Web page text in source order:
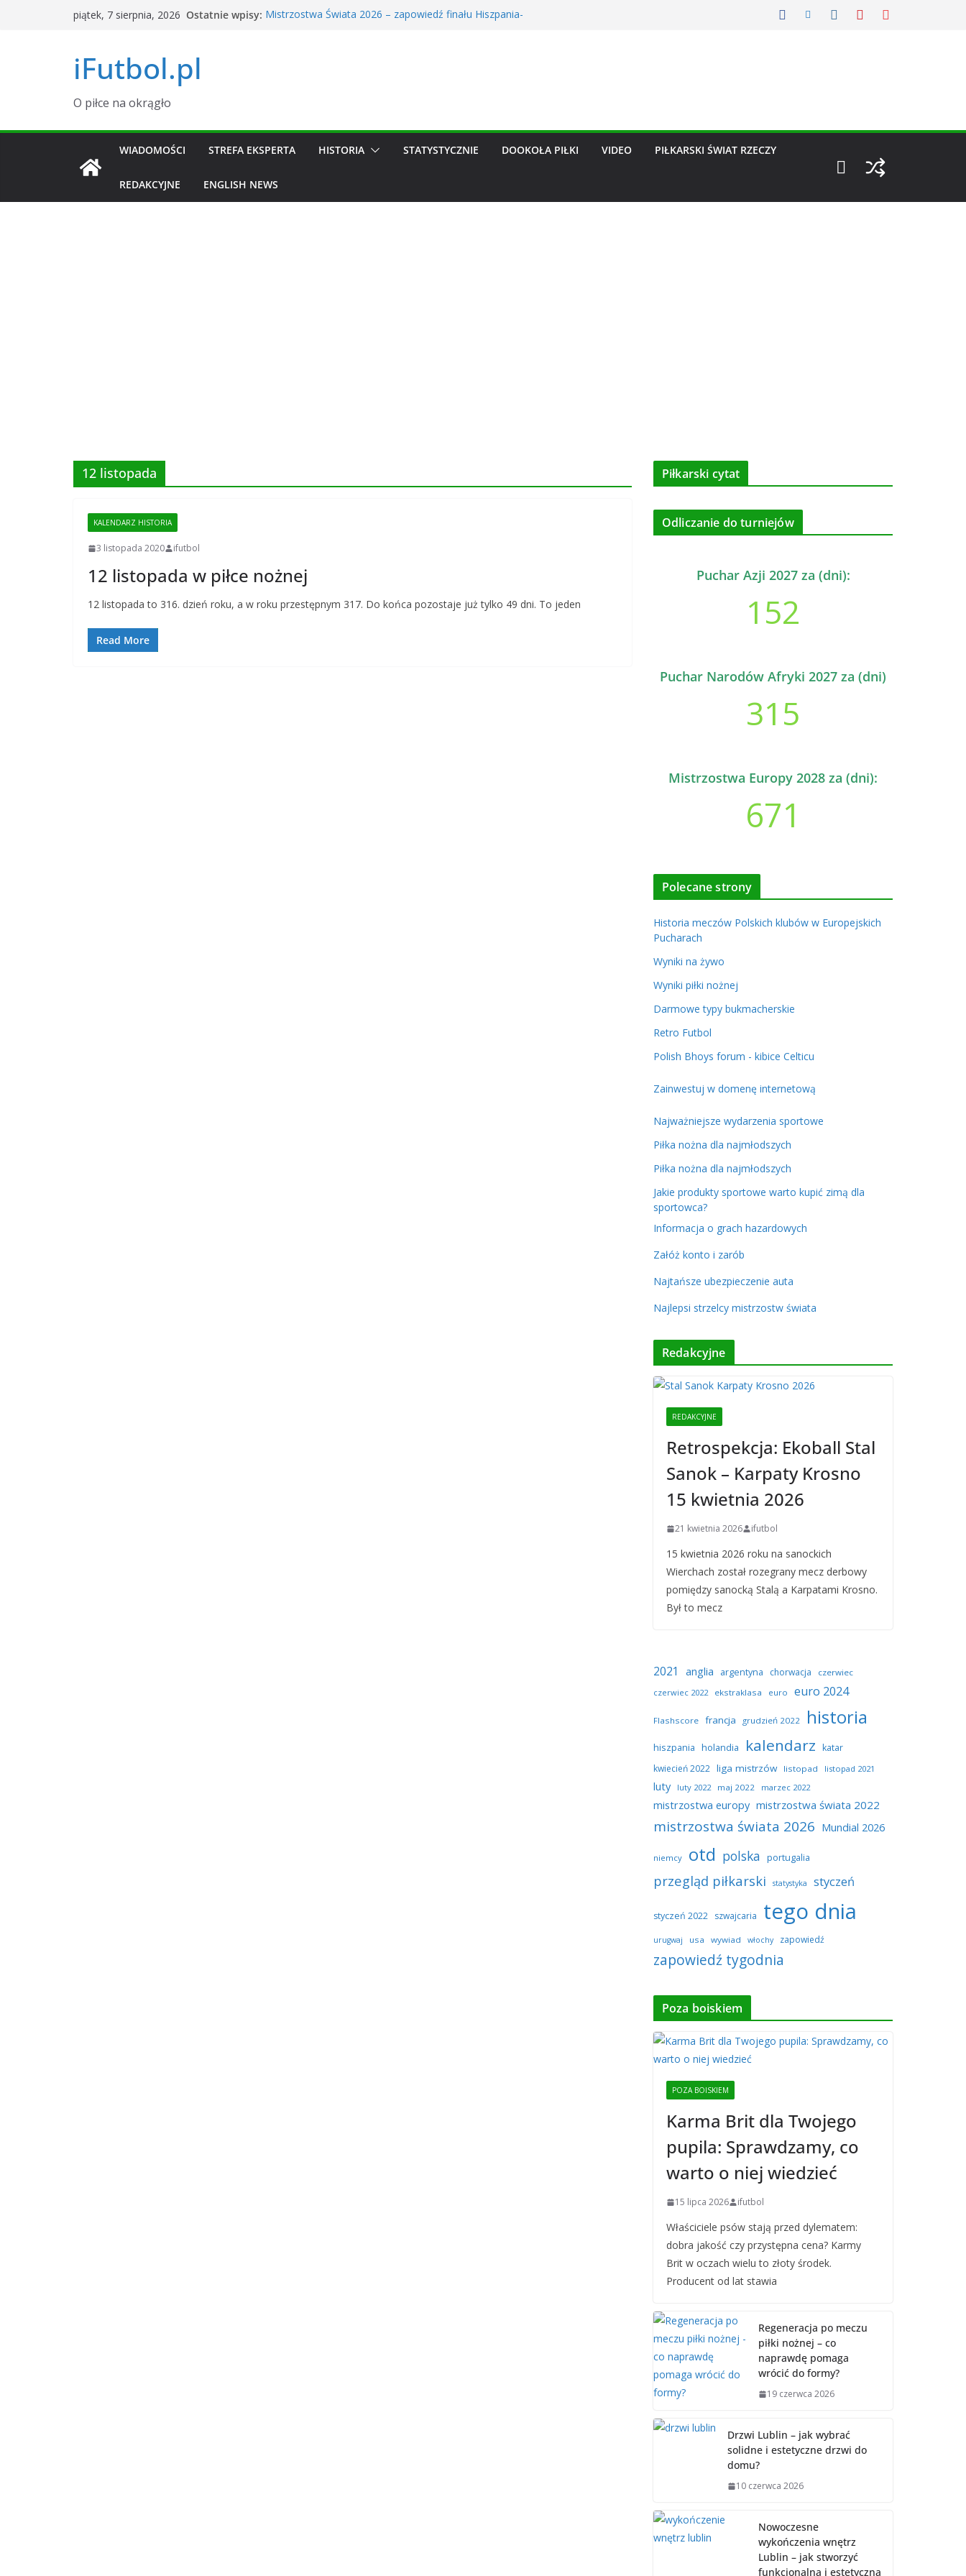
piątek, 7 sierpnia, 2026 Ostatnie wpisy: Mistrzostwa Świata 2026 – zapowiedź finału Hiszpania-
Piłkarski Kalendarz: Zapowiedź Miesiąca w Świecie Futbolu.
Sierpień 2026
iFutbol.pl
O piłce na okrągło
WIADOMOŚCI STREFA EKSPERTA HISTORIA STATYSTYCZNIE DOOKOŁA PIŁKI VIDEO PIŁKARSKI ŚWIAT RZECZY
REDAKCYJNE ENGLISH NEWS
12 listopada
KALENDARZ HISTORIA
3 listopada 2020 ifutbol
12 listopada w piłce nożnej
12 listopada to 316. dzień roku, a w roku przestępnym 317. Do końca pozostaje już tylko 49 dni. To jeden
Read More
Piłkarski cytat
Odliczanie do turniejów
Puchar Azji 2027 za (dni):
152
Puchar Narodów Afryki 2027 za (dni)
315
Mistrzostwa Europy 2028 za (dni):
671
Polecane strony
Historia meczów Polskich klubów w Europejskich
Pucharach
Wyniki na żywo
Wyniki piłki nożnej
Darmowe typy bukmacherskie
Retro Futbol
Polish Bhoys forum - kibice Celticu
Zainwestuj w domenę internetową
Najważniejsze wydarzenia sportowe
Piłka nożna dla najmłodszych
Piłka nożna dla najmłodszych
Jakie produkty sportowe warto kupić zimą dla
sportowca?
Informacja o grach hazardowych
Załóż konto i zarób
Najtańsze ubezpieczenie auta
Najlepsi strzelcy mistrzostw świata
Redakcyjne
REDAKCYJNE
Retrospekcja: Ekoball Stal
Sanok – Karpaty Krosno
15 kwietnia 2026
21 kwietnia 2026 ifutbol
15 kwietnia 2026 roku na sanockich
Wierchach został rozegrany mecz derbowy
pomiędzy sanocką Stalą a Karpatami Krosno.
Był to mecz
2021 anglia argentyna chorwacja
czerwiec
czerwiec 2022
ekstraklasa euro euro 2024
Flashscore francja grudzień 2022 historia
hiszpania holandia kalendarz katar
kwiecień 2022 liga mistrzów listopad listopad 2021
luty luty 2022 maj 2022 marzec 2022
mistrzostwa europy mistrzostwa świata 2022
mistrzostwa świata 2026 Mundial 2026
niemcy otd polska portugalia
przegląd piłkarski statystyka styczeń
styczeń 2022 szwajcaria tego dnia
urugwaj usa wywiad włochy zapowiedź
zapowiedź tygodnia
Poza boiskiem
POZA BOISKIEM
Karma Brit dla Twojego
pupila: Sprawdzamy, co
warto o niej wiedzieć
15 lipca 2026 ifutbol
Właściciele psów stają przed dylematem:
dobra jakość czy przystępna cena? Karmy
Brit w oczach wielu to złoty środek.
Producent od lat stawia
Regeneracja po meczu
piłki nożnej – co
naprawdę pomaga
wrócić do formy?
19 czerwca 2026
Drzwi Lublin – jak wybrać
solidne i estetyczne drzwi do
domu?
10 czerwca 2026
Nowoczesne
wykończenia wnętrz
Lublin – jak stworzyć
funkcjonalną i estetyczną